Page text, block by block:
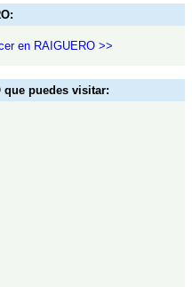
en RAIGUERO >>
que puedes visitar: